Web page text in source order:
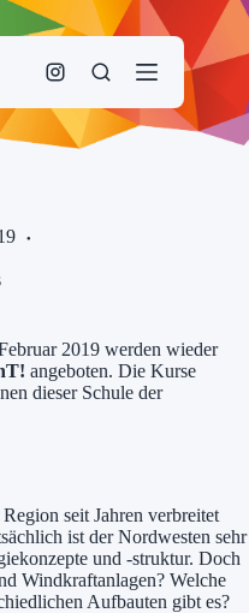
2019 werden wieder
angeboten. Die Kurse
dieser Schule der
seit Jahren verbreitet
ist der Nordwesten sehr
und -struktur. Doch
Windkraftanlagen? Welche
Aufbauten gibt es?